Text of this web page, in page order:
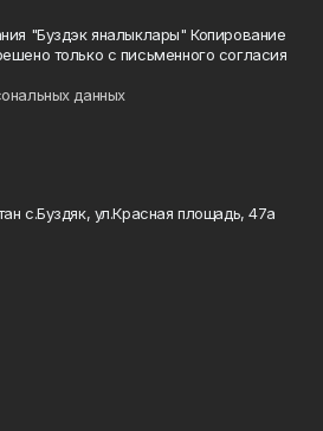
"Буздэк яналыклары" Копирование
только с письменного согласия
данных
с.Буздяк, ул.Красная площадь, 47а